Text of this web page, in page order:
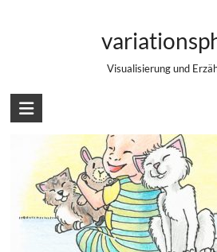
Visualisierung und
Baby und Katzen